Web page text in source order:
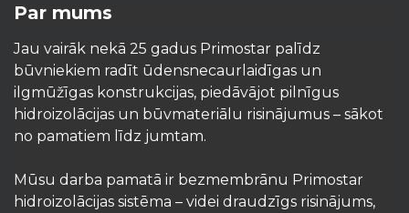
Par mums
Jau vairāk nekā 25 gadus Primostar palīdz
būvniekiem radīt ūdensnecaurlaidīgas un
ilgmūžīgas konstrukcijas, piedāvājot pilnīgus
hidroizolācijas un būvmateriālu risinājumus – sākot
no pamatiem līdz jumtam.
Mūsu darba pamatā ir bezmembrānu Primostar
hidroizolācijas sistēma – videi draudzīgs risinājums,